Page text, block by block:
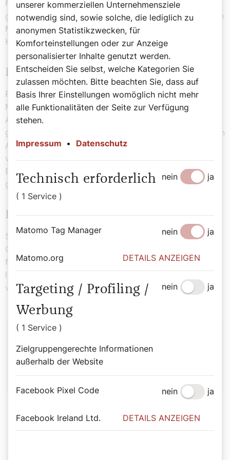
Farbe Rot, wenn des Leidens und Sterbens Jesu
gedacht wird: am Palmsonntag und am Karfreitag sowie
Monate später, am 14. September, beim Fest
Kreuzerhöhung.
Farbe der Märtyrer- und Apostelfeste
Rot ist auch das Jahr über die liturgische Farbe der
Märtyrer- und Apostelfeste, wenn etwa der jeweilige
Apostel auch ein Blutzeuge war, der für seinen Glauben
gestorben ist. Berühmteste nicht-rote Ausnahme bei den
Aposteln, weil an seinem Fest die liturgische Farbe Weiß
verwendet wird: der heilige Johannes (27. Dezember).
Er muss in hohem Alter eines natürlichen Todes
gestorben sein.
Rot als Farbe des Feuers
Sie ist als liturgische Farbe des Feuers, des Heiligen
Geistes, prägen für das Pfingstfest und landauf, landab
für die Feier der Firmung. Rot ist schließlich auch die
liturgische Farbe für die Trauerfeierlichkeiten für einen
verstorbenen Papst.
Autor:
Stefan Kronthaler
unserer kommerziellen Unternehmensziele
notwendig sind, sowie solche, die lediglich zu
anonymen Statistikzwecken, für
Komforteinstellungen oder zur Anzeige
personalisierter Inhalte genutzt werden.
Entscheiden Sie selbst, welche Kategorien Sie
zulassen möchten. Bitte beachten Sie, dass auf
Basis Ihrer Einstellungen womöglich nicht mehr
alle Funktionalitäten der Seite zur Verfügung
stehen.
Impressum • Datenschutz
Technisch erforderlich
( 1 Service )
nein ja
Matomo Tag Manager nein ja
Matomo.org DETAILS ANZEIGEN
Targeting / Profiling /
Werbung
( 1 Service )
Zielgruppengerechte Informationen
außerhalb der Website
nein ja
Facebook Pixel Code nein ja
Facebook Ireland Ltd. DETAILS ANZEIGEN